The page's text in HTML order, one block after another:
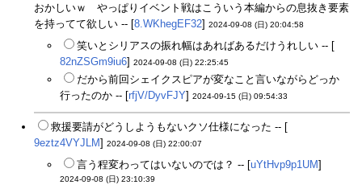
おかしいｗ やっぱりイベント戦はこういう本編からの息抜き要素
を持ってて欲しい -- [8.WKhegEF32] 2024-09-08 (日) 20:04:58
笑いとシリアスの振れ幅はあればあるだけうれしい -- [
82nZSGm9iu6] 2024-09-08 (日) 22:25:45
だから前回シェイクスピアが変なこと言いながらどっか
行ったのか -- [rfjV/DyvFJY] 2024-09-15 (日) 09:54:33
救援要請がどうしようもないクソ仕様になった -- [
9eztz4VYJLM] 2024-09-08 (日) 22:00:07
言う程変わってはいないのでは？ -- [uYtHvp9p1UM]
2024-09-08 (日) 23:10:39